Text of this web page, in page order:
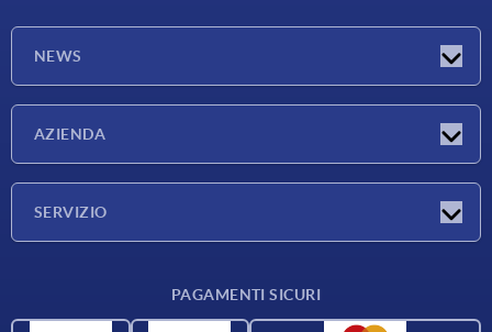
NEWS
AZIENDA
SERVIZIO
PAGAMENTI SICURI